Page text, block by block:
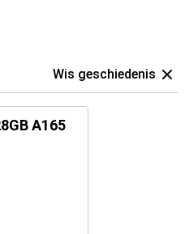
Wis geschiedenis
A165